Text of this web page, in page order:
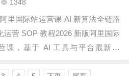
1348
里国际站运营课 AI 新算法全链路
运营 SOP 教程2026 新版阿里国际
课，基于 AI 工具与平台最新算